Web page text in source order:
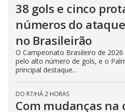
38 gols e cinco
números do
no Brasileirão
O Campeonato Brasileiro de
pelo alto número de gols, e o
principal destaque...
DO R7/HÁ 2 HORAS
Com mudanças na